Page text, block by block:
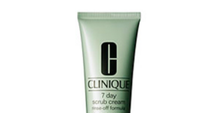
es:
16,38€.